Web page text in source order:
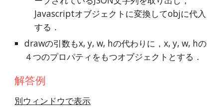
Javascriptオブジェクトに変換してobjに代入
する．
drawの引数もx, y, w, hの代わりに，x, y, w, hの
４つのプロパティをもつオブジェクトとする．
解答例
別ウィンドウで表示